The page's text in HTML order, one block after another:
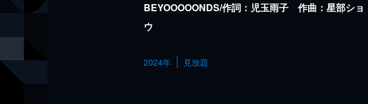
BEYOOOOONDS/作詞：児玉雨子 作曲：星部ショ
ウ
2024年 見放題